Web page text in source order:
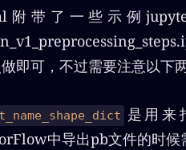
附带了一些示例
即可，不过需要注意以下
是用来
中导出pb文件的时候